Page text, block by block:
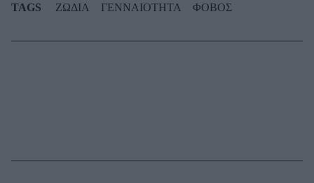
TAGS ΖΩΔΙΑ ΓΕΝΝΑΙΟΤΗΤΑ ΦΟΒΟΣ